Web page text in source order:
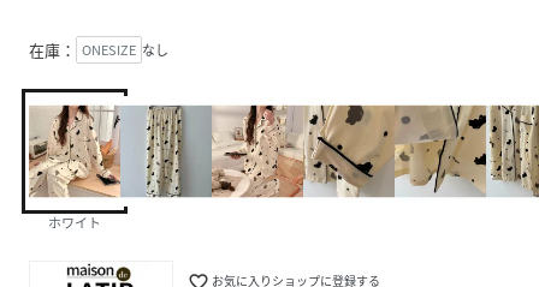
在庫： ONESIZE なし
ホワイト
favorite_border お気に入りショップに登録する